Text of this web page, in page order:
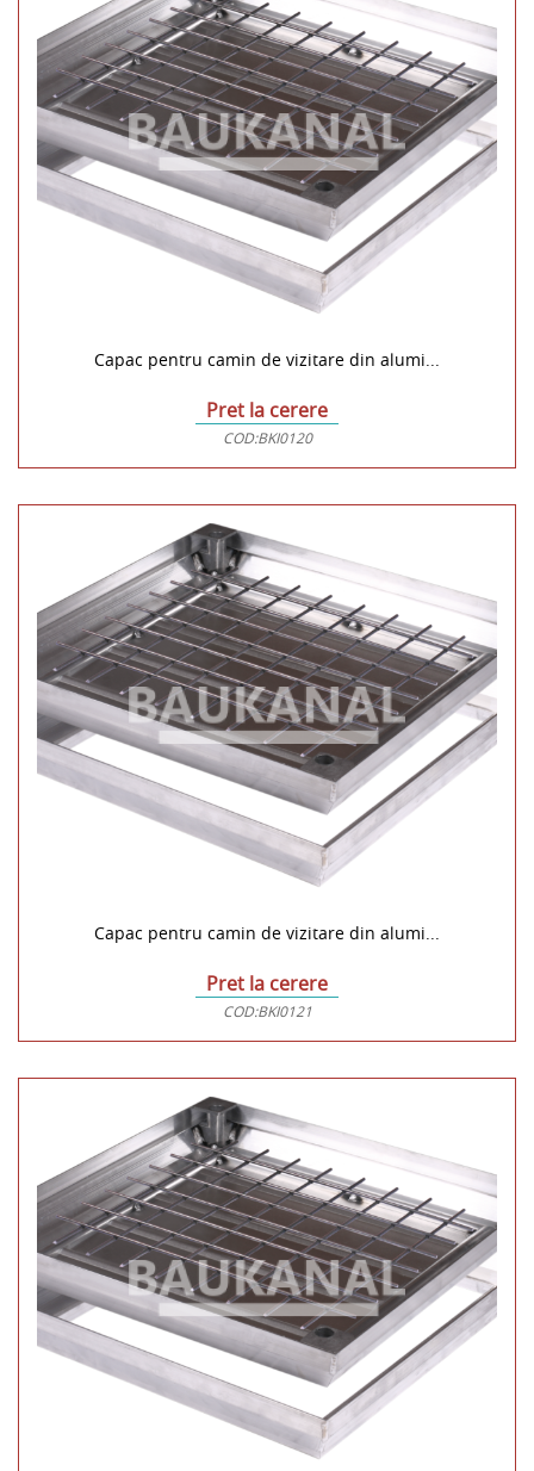
Capac pentru camin de vizitare din alumi...
Pret la cerere
COD:BKI0120
Capac pentru camin de vizitare din alumi...
Pret la cerere
COD:BKI0121